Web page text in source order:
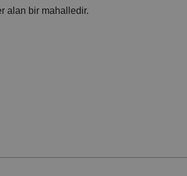
alan bir mahalledir.